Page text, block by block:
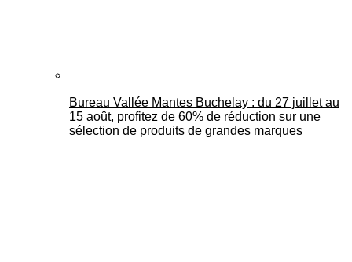
Bureau Vallée Mantes Buchelay : du 27 juillet au
15 août, profitez de 60% de réduction sur une
sélection de produits de grandes marques